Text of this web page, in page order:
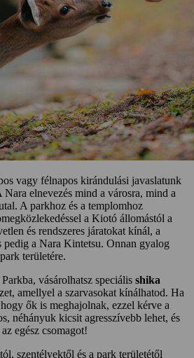
vagy félnapos kirándulási javaslatunk
elnevezés mind a városra, mind a
A parkhoz és a templomhoz
a Kiotó állomástól a
és rendszeres járatokat kínál, a
pedig a Nara Kintetsu. Onnan gyalog
területére.
vásárolhatsz speciális shika
amellyel a szarvasokat kínálhatod. Ha
ők is meghajolnak, ezzel kérve a
néhányuk kicsit agresszívebb lehet, és
egész csomagot!
szentélyektől és a park területétől